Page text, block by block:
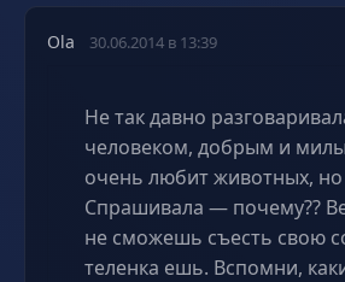
Ola 30.06.2014 в 13:39
Не так давно
человеком, добрым и
очень любит животных,
Спрашивала — почему??
не сможешь съесть свою
теленка ешь. Вспомни,